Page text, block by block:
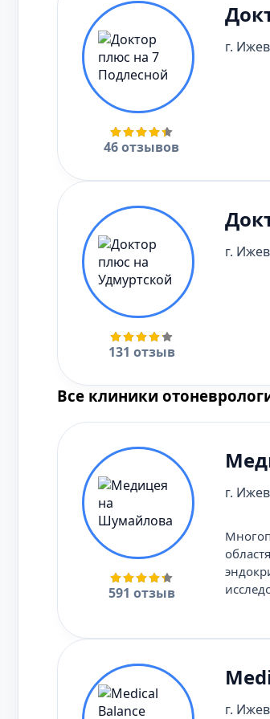
46 отзывов
г.
131 отзыв
г.
Все клиники
591 отзыв
г.
г.